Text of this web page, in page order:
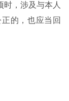
，涉及与本人
的，也应当回